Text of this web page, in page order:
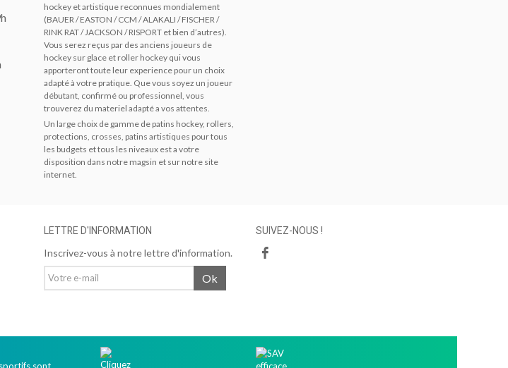
hockey et artistique reconnues mondialement
(BAUER / EASTON / CCM / ALAKALI / FISCHER /
RINK RAT / JACKSON / RISPORT et bien d’autres).
Vous serez reçus par des anciens joueurs de
hockey sur glace et roller hockey qui vous
apporteront toute leur experience pour un choix
adapté à votre pratique. Que vous soyez un joueur
débutant, confirmé ou professionnel, vous
trouverez du materiel adapté a vos attentes.
Un large choix de gamme de patins hockey, rollers,
protections, crosses, patins artistiques pour tous
les budgets et tous les niveaux est a votre
disposition dans notre magsin et sur notre site
internet.
LETTRE D'INFORMATION
Inscrivez-vous à notre lettre d'information.
Ok
SUIVEZ-NOUS !
sont